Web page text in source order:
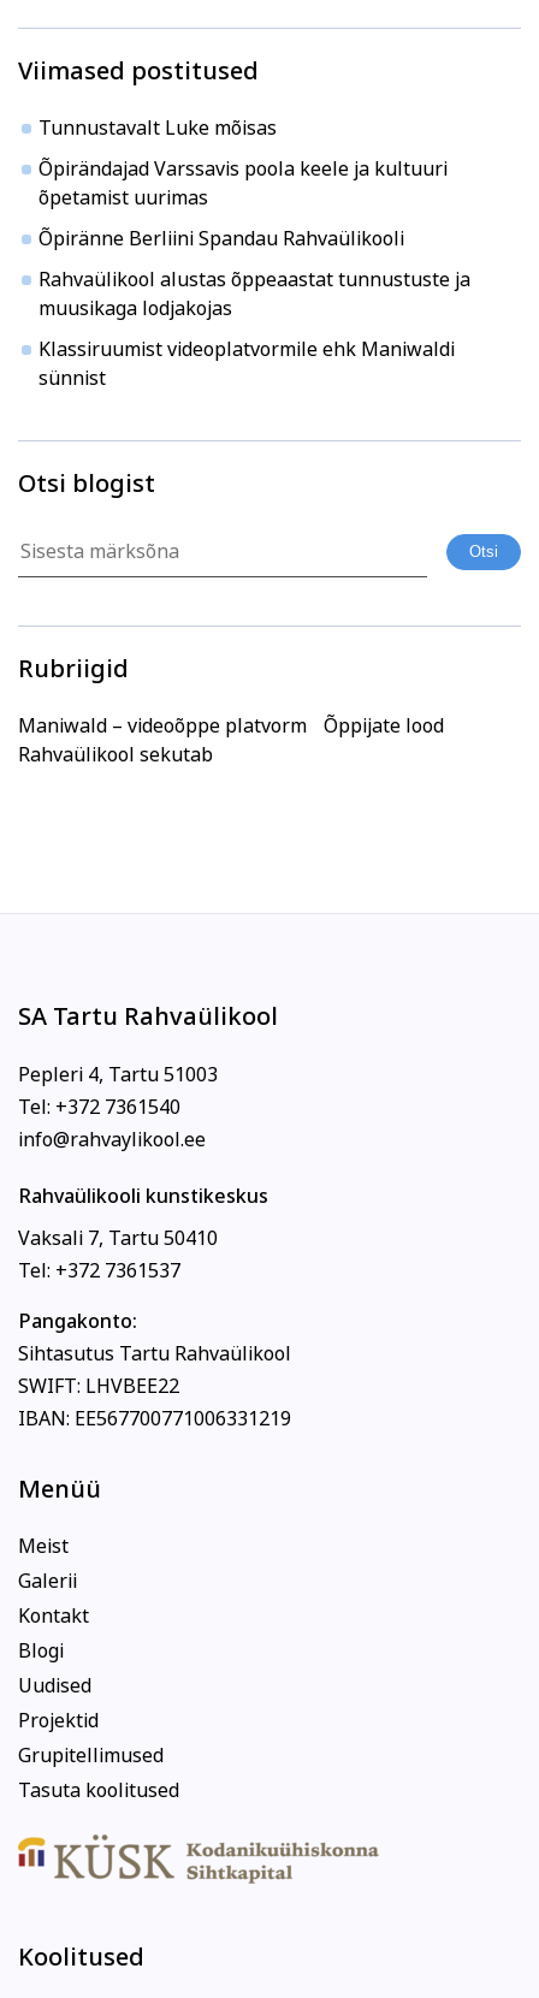
Viimased postitused
Tunnustavalt Luke mõisas
Õpirändajad Varssavis poola keele ja kultuuri
õpetamist uurimas
Õpiränne Berliini Spandau Rahvaülikooli
Rahvaülikool alustas õppeaastat tunnustuste ja
muusikaga lodjakojas
Klassiruumist videoplatvormile ehk Maniwaldi
sünnist
Otsi blogist
Rubriigid
Maniwald – videoõppe platvorm Õppijate lood
Rahvaülikool sekutab
SA Tartu Rahvaülikool
Pepleri 4, Tartu 51003
Tel: +372 7361540
info@rahvaylikool.ee
Rahvaülikooli kunstikeskus
Vaksali 7, Tartu 50410
Tel: +372 7361537
Pangakonto:
Sihtasutus Tartu Rahvaülikool
SWIFT: LHVBEE22
IBAN: EE567700771006331219
Menüü
Meist
Galerii
Kontakt
Blogi
Uudised
Projektid
Grupitellimused
Tasuta koolitused
Koolitused